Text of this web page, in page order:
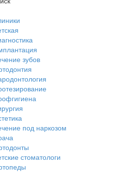
зубов
под наркозом
стоматологи